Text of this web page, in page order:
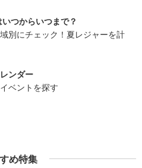
つからいつまで？
別にチェック！夏レジャーを計
ンダー
ベントを探す
め特集